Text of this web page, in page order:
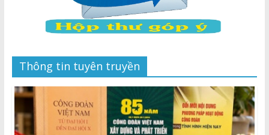
Thông tin tuyên truyền